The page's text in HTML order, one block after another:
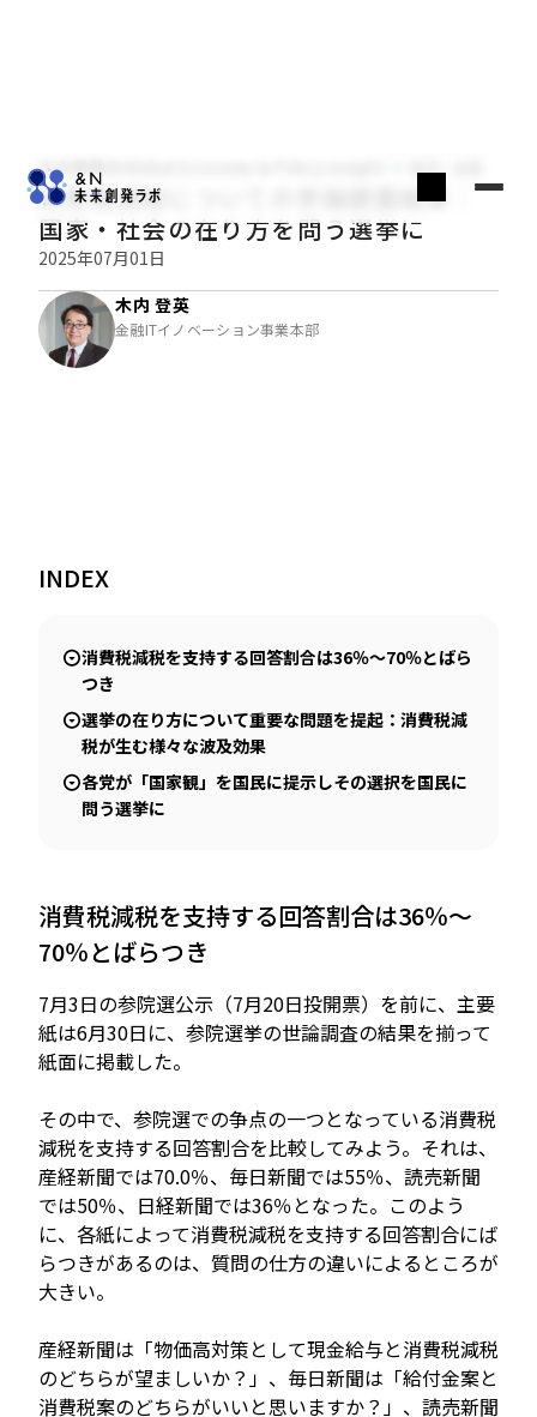
木内登英のGlobal Economy & Policy Insight
消費税減税についての世論調査結果：
国家・社会の在り方を問う選挙に
2025年07月01日
木内 登英
金融ITイノベーション事業本部
INDEX
消費税減税を支持する回答割合は36％～70％とばら
つき
選挙の在り方について重要な問題を提起：消費税減
税が生む様々な波及効果
各党が「国家観」を国民に提示しその選択を国民に
問う選挙に
消費税減税を支持する回答割合は36％～
70％とばらつき
7月3日の参院選公示（7月20日投開票）を前に、主要
紙は6月30日に、参院選挙の世論調査の結果を揃って
紙面に掲載した。
その中で、参院選での争点の一つとなっている消費税
減税を支持する回答割合を比較してみよう。それは、
産経新聞では70.0％、毎日新聞では55％、読売新聞
では50％、日経新聞では36％となった。このよう
に、各紙によって消費税減税を支持する回答割合にば
らつきがあるのは、質問の仕方の違いによるところが
大きい。
産経新聞は「物価高対策として現金給与と消費税減税
のどちらが望ましいか？」、毎日新聞は「給付金案と
消費税案のどちらがいいと思いますか？」、読売新聞